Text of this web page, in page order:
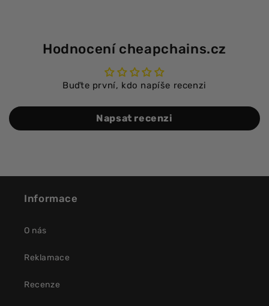
Hodnocení cheapchains.cz
Buďte první, kdo napíše recenzi
Napsat recenzi
Informace
O nás
Reklamace
Recenze